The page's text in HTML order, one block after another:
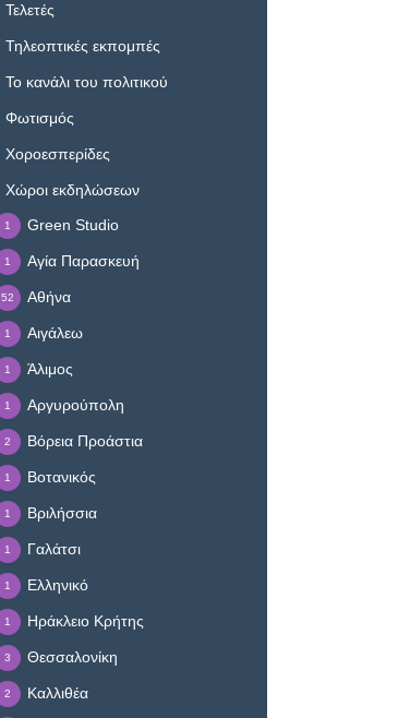
Τελετές
Τηλεοπτικές εκπομπές
Το κανάλι του πολιτικού
Φωτισμός
Χοροεσπερίδες
Χώροι εκδηλώσεων
Green Studio
1
Αγία Παρασκευή
1
Αθήνα
52
Αιγάλεω
1
Άλιμος
1
Αργυρούπολη
1
Βόρεια Προάστια
2
Βοτανικός
1
Βριλήσσια
1
Γαλάτσι
1
Ελληνικό
1
Ηράκλειο Κρήτης
1
Θεσσαλονίκη
3
Καλλιθέα
2